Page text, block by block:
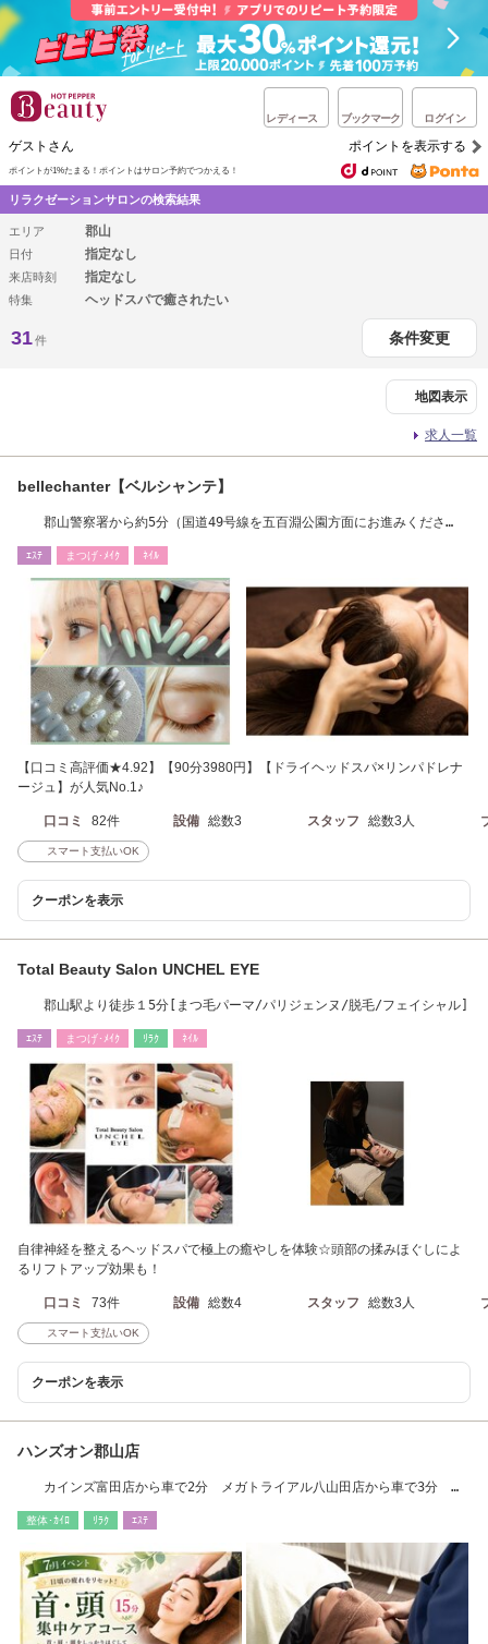
レディース ブックマーク ログイン
ゲストさん ポイントを表示する
ポイントが1%たまる！ ポイントはサロン予約でつかえる！
リラクゼーションサロンの検索結果
エリア 郡山
日付 指定なし
来店時刻 指定なし
特集 ヘッドスパで癒されたい
31件 条件変更
地図表示
求人一覧
bellechanter【ベルシャンテ】
郡山警察署から約5分（国道49号線を五百淵公園方面にお進みくださ
ｴｽﾃ まつげ･ﾒｲｸ ﾈｲﾙ
【口コミ高評価★4.92】【90分3980円】【ドライヘッドスパ×リンパドレナ
ージュ】が人気No.1♪
口コミ 82件 設備 総数3 スタッフ 総数3人
スマート支払いOK
クーポンを表示
Total Beauty Salon UNCHEL EYE
郡山駅より徒歩１5分[まつ毛パーマ/パリジェンヌ/脱毛/フェイシャル]
ｴｽﾃ まつげ･ﾒｲｸ ﾘﾗｸ ﾈｲﾙ
自律神経を整えるヘッドスパで極上の癒やしを体験☆頭部の揉みほぐしによ
るリフトアップ効果も！
口コミ 73件 設備 総数4 スタッフ 総数3人
スマート支払いOK
クーポンを表示
ハンズオン郡山店
カインズ富田店から車で2分 メガトライアル八山田店から車で3分 富
整体･ｶｲﾛ ﾘﾗｸ ｴｽﾃ